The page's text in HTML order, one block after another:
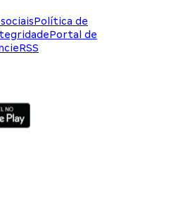
Política de
Portal de
RSS